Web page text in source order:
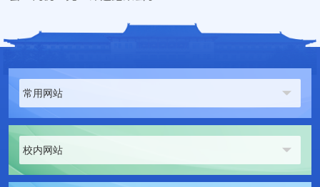
常用网站
校内网站